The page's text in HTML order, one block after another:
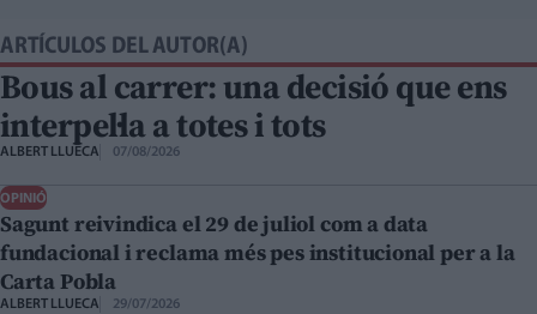
ARTÍCULOS DEL AUTOR(A)
Bous al carrer: una decisió que ens
interpel·la a totes i tots
ALBERT LLUECA 07/08/2026
OPINIÓ
Sagunt reivindica el 29 de juliol com a data
fundacional i reclama més pes institucional per a la
Carta Pobla
ALBERT LLUECA 29/07/2026